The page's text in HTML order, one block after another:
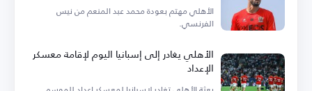
الأهلي مهتم بعودة محمد عبد المنعم من نيس
الفرنسي.
الأهلي يغادر إلى إسبانيا اليوم لإقامة معسكر
الإعداد